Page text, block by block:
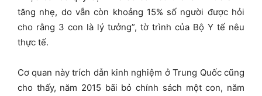
tăng nhẹ, do vẫn còn khoảng 15% số người được hỏi
cho rằng 3 con là lý tưởng”, tờ trình của Bộ Y tế nêu
thực tế.
Cơ quan này trích dẫn kinh nghiệm ở Trung Quốc cũng
cho thấy, năm 2015 bãi bỏ chính sách một con, năm